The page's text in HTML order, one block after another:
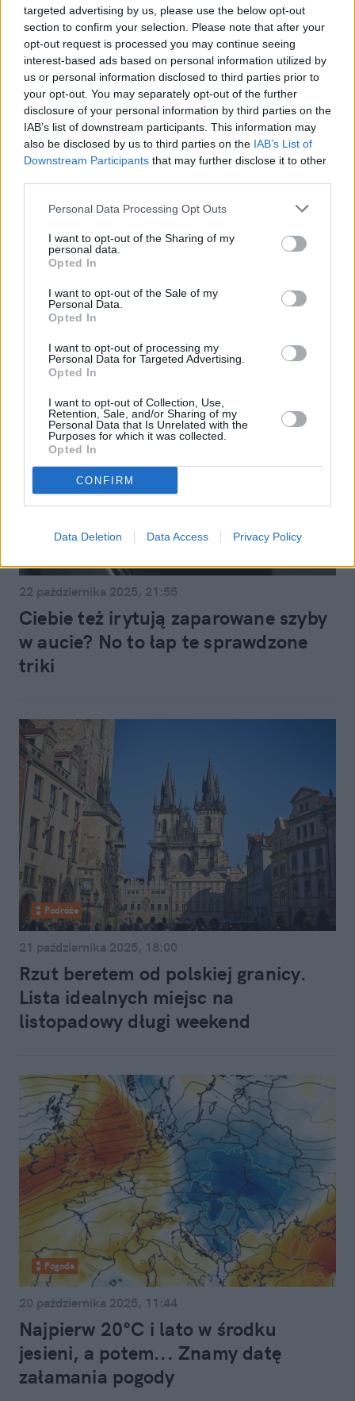
targeted advertising by us, please use the below opt-out
section to confirm your selection. Please note that after your
opt-out request is processed you may continue seeing
interest-based ads based on personal information utilized by
us or personal information disclosed to third parties prior to
your opt-out. You may separately opt-out of the further
disclosure of your personal information by third parties on the
IAB’s list of downstream participants. This information may
also be disclosed by us to third parties on the IAB’s List of
Downstream Participants that may further disclose it to other
Personal Data Processing Opt Outs
I want to opt-out of the Sharing of my
personal data.
Opted In
I want to opt-out of the Sale of my
Personal Data.
Opted In
I want to opt-out of processing my
Personal Data for Targeted Advertising.
Opted In
I want to opt-out of Collection, Use,
Retention, Sale, and/or Sharing of my
Personal Data that Is Unrelated with the
Purposes for which it was collected.
Opted In
CONFIRM
Data Deletion Data Access Privacy Policy
24 października 2025, 05:00
Biedronka azjatycka robi inwazję na
Polskę. Oto, czym można ją
odstraszyć
22 października 2025, 21:55
Ciebie też irytują zaparowane szyby
w aucie? No to łap te sprawdzone
triki
Podróże
21 października 2025, 18:00
Rzut beretem od polskiej granicy.
Lista idealnych miejsc na
listopadowy długi weekend
Pogoda
20 października 2025, 11:44
Najpierw 20°C i lato w środku
jesieni, a potem... Znamy datę
załamania pogody